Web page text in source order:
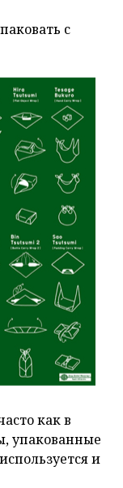
с
как в
упакованные
и